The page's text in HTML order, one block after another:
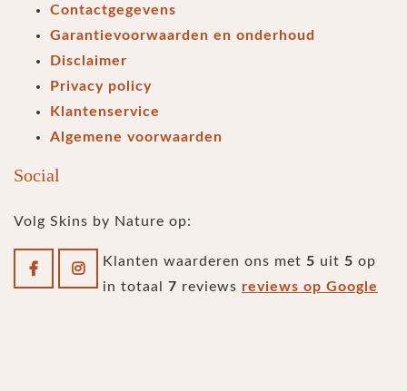
Contactgegevens
Garantievoorwaarden en onderhoud
Disclaimer
Privacy policy
Klantenservice
Algemene voorwaarden
Social
Volg Skins by Nature op:
Klanten waarderen ons met 5 uit 5 op
in totaal 7 reviews reviews op Google